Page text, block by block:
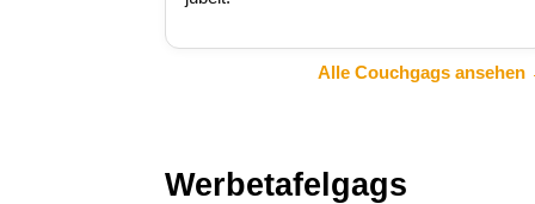
Alle Couchgags ansehen
Werbetafelgags